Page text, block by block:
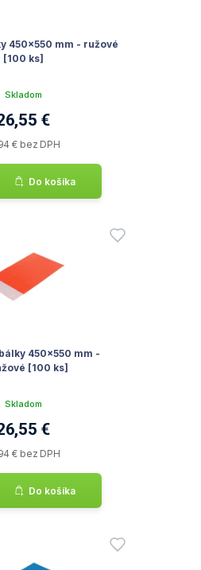
450x550 mm - ružové
[100 ks]
Skladom
€
€ bez DPH
Do košíka
450x550 mm -
[100 ks]
Skladom
€
€ bez DPH
Do košíka